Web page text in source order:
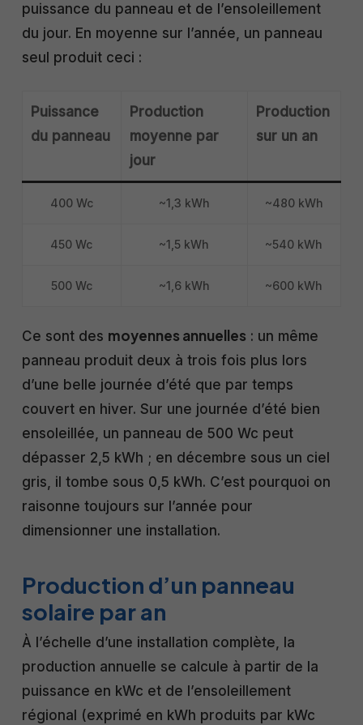
puissance du panneau et de l’ensoleillement
du jour. En moyenne sur l’année, un panneau
seul produit ceci :
Puissance
du panneau
Production
moyenne par
jour
Production
sur un an
400 Wc ~1,3 kWh ~480 kWh
450 Wc ~1,5 kWh ~540 kWh
500 Wc ~1,6 kWh ~600 kWh
Ce sont des moyennes annuelles : un même
panneau produit deux à trois fois plus lors
d’une belle journée d’été que par temps
couvert en hiver. Sur une journée d’été bien
ensoleillée, un panneau de 500 Wc peut
dépasser 2,5 kWh ; en décembre sous un ciel
gris, il tombe sous 0,5 kWh. C’est pourquoi on
raisonne toujours sur l’année pour
dimensionner une installation.
Production d’un panneau
solaire par an
À l’échelle d’une installation complète, la
production annuelle se calcule à partir de la
puissance en kWc et de l’ensoleillement
régional (exprimé en kWh produits par kWc